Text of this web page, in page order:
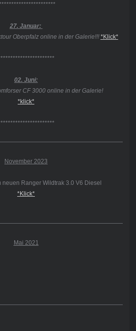
27. Januar:
Oberpfalz online in der Galerie!!! *Klick*
02. Juni:
CF 3000 online in der Galerie!
*klick*
November 2023
neuen Ranger Wildtrak 3.0 V6 Diesel
*Klick*
Mai 2021